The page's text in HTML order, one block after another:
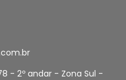
- 2º andar - Zona Sul -